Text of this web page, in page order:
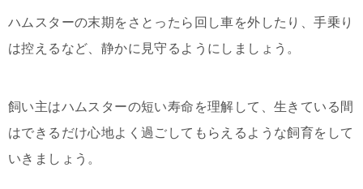
ハムスターの末期をさとったら回し車を外したり、手乗り
は控えるなど、静かに見守るようにしましょう。
飼い主はハムスターの短い寿命を理解して、生きている間
はできるだけ心地よく過ごしてもらえるような飼育をして
いきましょう。